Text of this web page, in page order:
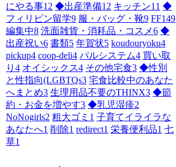
にやる事12 ◆出産準備12 キッチン11 ◆
フィリピン留学9 服・バッグ・靴9 FF149
編集中8 洗面雑貨・消耗品・コスメ6 ◆
出産祝い6 書類5 年賀状5 koudouryoku4
pickup4 coop-deli4 パルシステム4 買い取
り4 オイシックス4 その他宅食3 ◆性別
と性指向(LGBTQs3 宅食比較中のあなた
へまとめ3 生理用品不要のTHINX3 ◆節
約・お金を増やす3 ◆乳児湿疹2
NoNogirls2 粗大ゴミ 1 子育てイライラな
あなたへ1 削除1 redirect1 栄養便利品1 七
草1